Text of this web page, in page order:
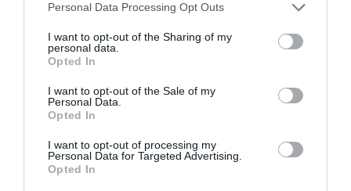
Personal Data Processing Opt Outs
I want to opt-out of the Sharing of my
personal data.
Opted In
I want to opt-out of the Sale of my
Personal Data.
Opted In
I want to opt-out of processing my
Personal Data for Targeted Advertising.
Opted In
“Pedro Sánchez es un criminal”
por Redacción
Artículos anteriores
Opinión
Enormes minucias
por Eulogio López